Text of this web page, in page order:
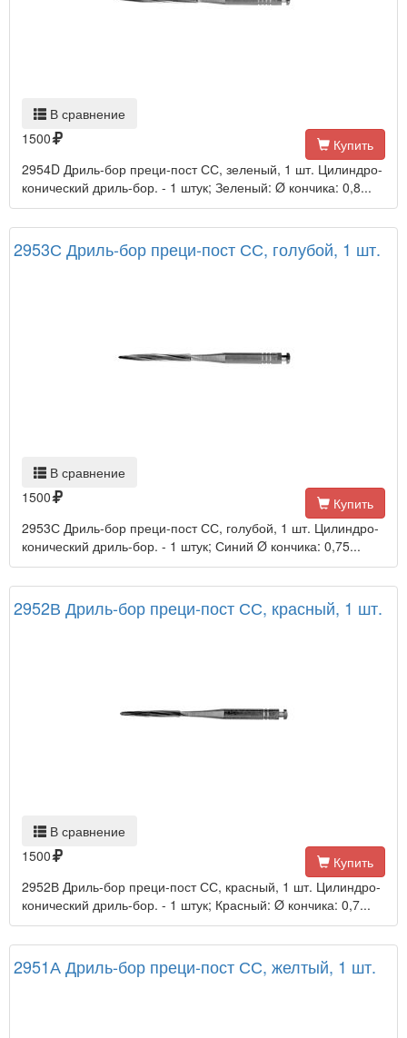
В сравнение
1500
Купить
2954D Дриль-бор преци-пост СС, зеленый, 1 шт. Цилиндро-
конический дриль-бор. - 1 штук; Зеленый: Ø кончика: 0,8...
2953С Дриль-бор преци-пост СС, голубой, 1 шт.
В сравнение
1500
Купить
2953С Дриль-бор преци-пост СС, голубой, 1 шт. Цилиндро-
конический дриль-бор. - 1 штук; Синий Ø кончика: 0,75...
2952В Дриль-бор преци-пост СС, красный, 1 шт.
В сравнение
1500
Купить
2952В Дриль-бор преци-пост СС, красный, 1 шт. Цилиндро-
конический дриль-бор. - 1 штук; Красный: Ø кончика: 0,7...
2951А Дриль-бор преци-пост СС, желтый, 1 шт.